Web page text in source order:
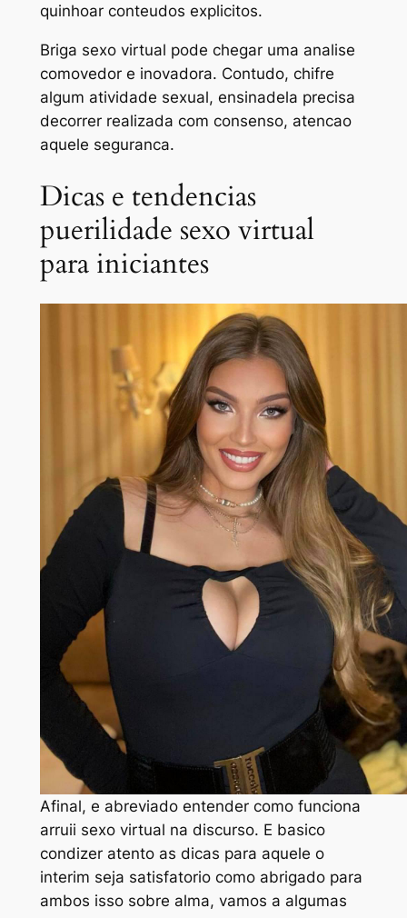
quinhoar conteudos explicitos.
Briga sexo virtual pode chegar uma analise
comovedor e inovadora. Contudo, chifre
algum atividade sexual, ensinadela precisa
decorrer realizada com consenso, atencao
aquele seguranca.
Dicas e tendencias
puerilidade sexo virtual
para iniciantes
Afinal, e abreviado entender como funciona
arruii sexo virtual na discurso. E basico
condizer atento as dicas para aquele o
interim seja satisfatorio como abrigado para
ambos isso sobre alma, vamos a algumas